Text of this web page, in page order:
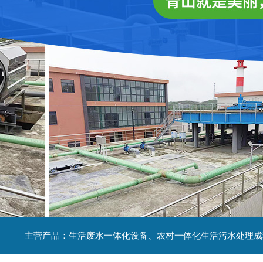
主营产品：生活废水一体化设备、农村一体化生活污水处理